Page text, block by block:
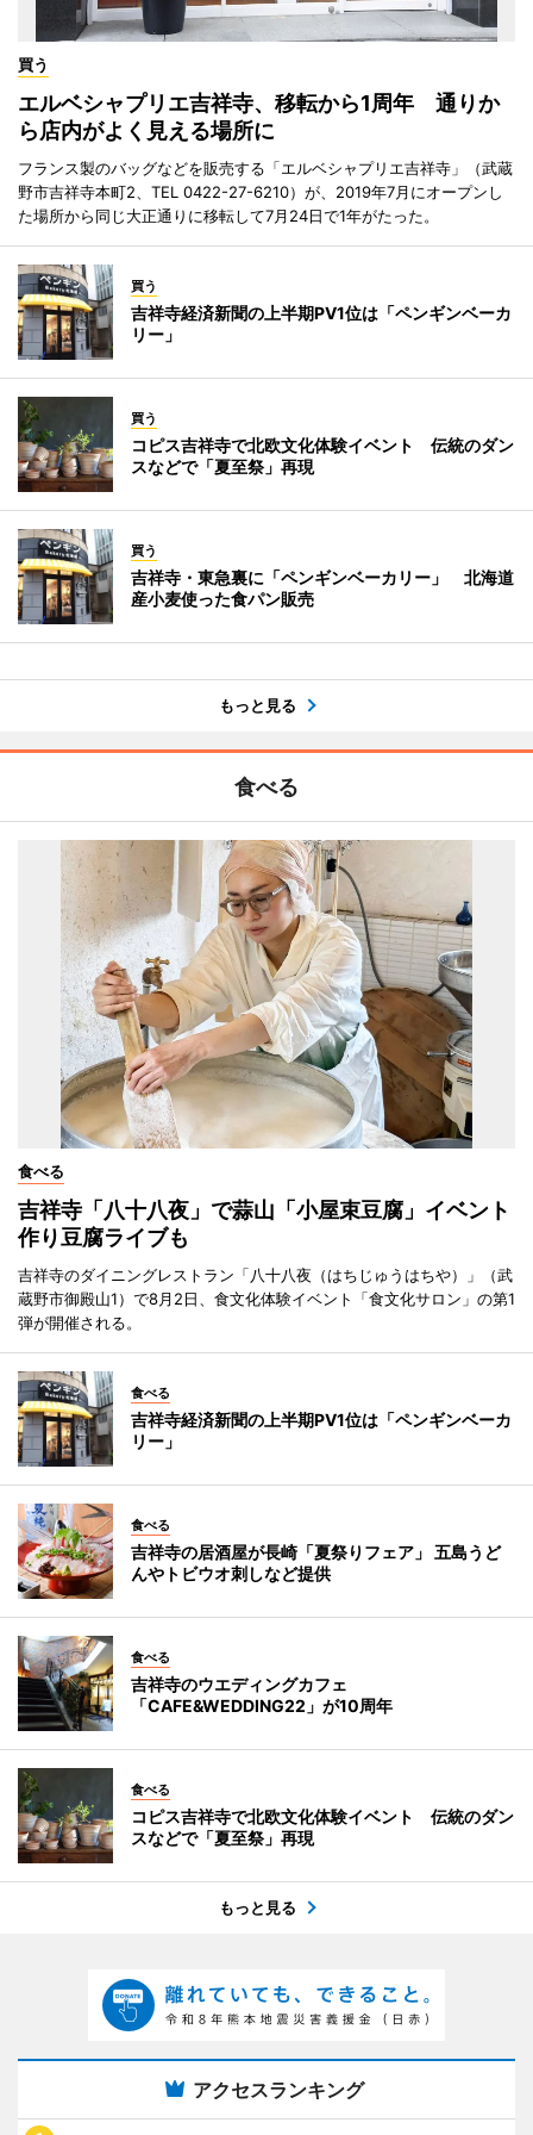
買う
エルベシャプリエ吉祥寺、移転から1周年 通りか
ら店内がよく見える場所に
フランス製のバッグなどを販売する「エルベシャプリエ吉祥寺」（武蔵
野市吉祥寺本町2、TEL 0422-27-6210）が、2019年7月にオープンし
た場所から同じ大正通りに移転して7月24日で1年がたった。
買う
吉祥寺経済新聞の上半期PV1位は「ペンギンベーカ
リー」
買う
コピス吉祥寺で北欧文化体験イベント 伝統のダン
スなどで「夏至祭」再現
買う
吉祥寺・東急裏に「ペンギンベーカリー」 北海道
産小麦使った食パン販売
もっと見る
食べる
食べる
吉祥寺「八十八夜」で蒜山「小屋束豆腐」イベント
作り豆腐ライブも
吉祥寺のダイニングレストラン「八十八夜（はちじゅうはちや）」（武
蔵野市御殿山1）で8月2日、食文化体験イベント「食文化サロン」の第1
弾が開催される。
食べる
吉祥寺経済新聞の上半期PV1位は「ペンギンベーカ
リー」
食べる
吉祥寺の居酒屋が長崎「夏祭りフェア」 五島うど
んやトビウオ刺しなど提供
食べる
吉祥寺のウエディングカフェ
「CAFE&WEDDING22」が10周年
食べる
コピス吉祥寺で北欧文化体験イベント 伝統のダン
スなどで「夏至祭」再現
もっと見る
アクセスランキング